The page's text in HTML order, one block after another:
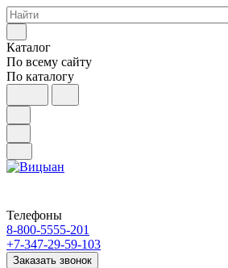
Каталог
По всему сайту
По каталогу
Телефоны
8-800-5555-201
+7-347-29-59-103
Заказать звонок